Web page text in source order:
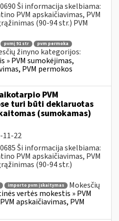
Ši informacija skelbiama:
PVM apskaičiavimas, PVM
(90-94 str.) PVM
pvmį 91 str
pvm permoka
žinyno kategorijos:
» PVM sumokėjimas,
PVM permokos
PVM
turi būti deklaruotas
(sumokamas)
11-22
Ši informacija skelbiama:
PVM apskaičiavimas, PVM
(90-94 str.)
importo pvm įskaitymas
Mokesčių
vertės mokestis » PVM
apskaičiavimas, PVM